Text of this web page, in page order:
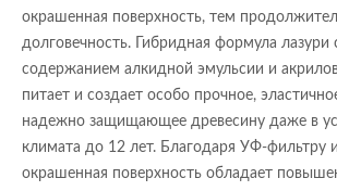
окрашенная поверхность, тем
долговечность. Гибридная формула лазури
содержанием алкидной эмульсии и
питает и создает особо прочное,
надежно защищающее древесину даже в
климата до 12 лет. Благодаря УФ-фильтру
окрашенная поверхность обладает